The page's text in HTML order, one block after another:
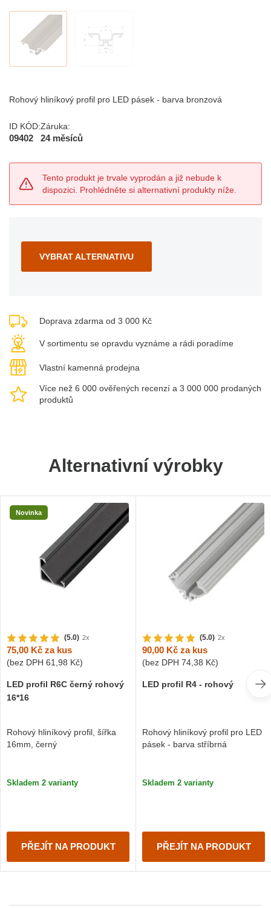
Rohový hliníkový profil pro LED pásek - barva bronzová
ID KÓD:
09402
Záruka:
24 měsíců
Tento produkt je trvale vyprodán a již nebude k
dispozici. Prohlédněte si alternativní produkty níže.
VYBRAT ALTERNATIVU
Doprava zdarma od 3 000 Kč
V sortimentu se opravdu vyznáme a rádi poradíme
Vlastní kamenná prodejna
Více než 6 000 ověřených recenzí a 3 000 000 prodaných
produktů
Alternativní výrobky
Novinka
(5.0) 2x
75,00 Kč za kus
(bez DPH 61,98 Kč)
LED profil R6C černý rohový
16*16
Rohový hliníkový profil, šířka
16mm, černý
Skladem 2 varianty
PŘEJÍT NA PRODUKT
(5.0) 2x
90,00 Kč za kus
(bez DPH 74,38 Kč)
LED profil R4 - rohový
Rohový hliníkový profil pro LED
pásek - barva stříbrná
Skladem 2 varianty
PŘEJÍT NA PRODUKT